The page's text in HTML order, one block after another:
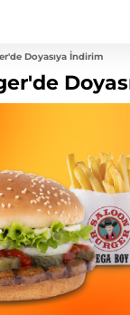
Doyasıya İndirim